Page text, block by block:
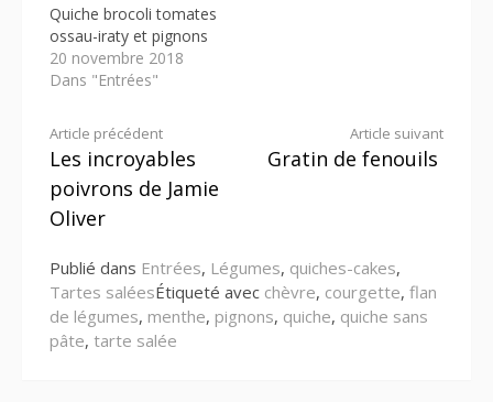
Quiche brocoli tomates
ossau-iraty et pignons
20 novembre 2018
Dans "Entrées"
Lire
la
suite
Article précédent
Les incroyables
poivrons de Jamie
Oliver
Article suivant
Gratin de fenouils
Publié dans Entrées, Légumes, quiches-cakes,
Tartes saléesÉtiqueté avec chèvre, courgette, flan
de légumes, menthe, pignons, quiche, quiche sans
pâte, tarte salée